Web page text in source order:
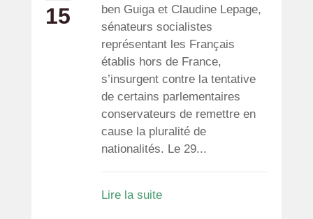
15
ben Guiga et Claudine Lepage,
sénateurs socialistes
représentant les Français
établis hors de France,
s’insurgent contre la tentative
de certains parlementaires
conservateurs de remettre en
cause la pluralité de
nationalités. Le 29...
Lire la suite